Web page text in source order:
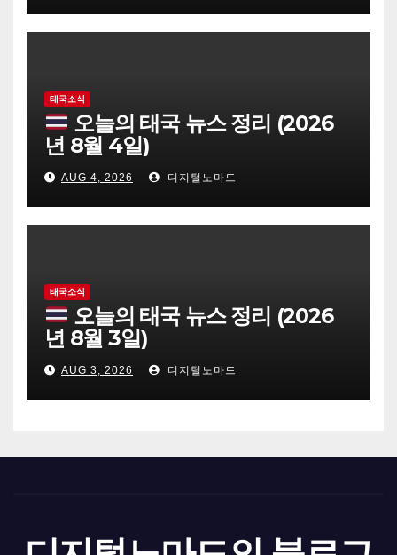
태국소식
오늘의 태국 뉴스 정리 (2026
년 8월 4일)
AUG 4, 2026 디지털노마드
태국소식
오늘의 태국 뉴스 정리 (2026
년 8월 3일)
AUG 3, 2026 디지털노마드